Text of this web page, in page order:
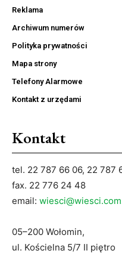
Reklama
Archiwum numerów
Polityka prywatności
Mapa strony
Telefony Alarmowe
Kontakt z urzędami
Kontakt
tel. 22 787 66 06, 22 787
fax. 22 776 24 48
email:
05–200 Wołomin,
ul. Kościelna 5/7 II piętro